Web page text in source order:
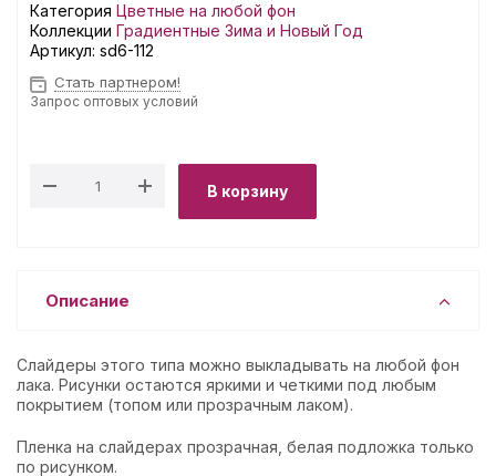
Категория Цветные на любой фон
Коллекции Градиентные Зима и Новый Год
Артикул: sd6-112
Стать партнером!
Запрос оптовых условий
В корзину
Описание
Слайдеры этого типа можно выкладывать на любой фон
лака. Рисунки остаются яркими и четкими под любым
покрытием (топом или прозрачным лаком).
Пленка на слайдерах прозрачная, белая подложка только
по рисунком.